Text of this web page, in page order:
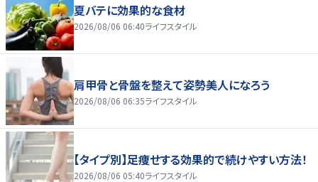
夏バテに効果的な食材
2026/08/06 06:40ライフスタイル
肩甲骨と骨盤を整えて姿勢美人になろう
2026/08/06 06:35ライフスタイル
【タイプ別】足痩せする効果的で続けやすい方法！
2026/08/06 05:40ライフスタイル